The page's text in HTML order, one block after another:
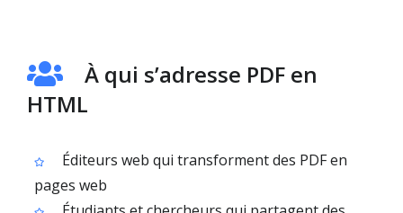
À qui s’adresse PDF en
HTML
Éditeurs web qui transforment des PDF en
pages web